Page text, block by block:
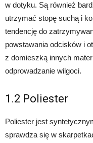
w dotyku. Są również
utrzymać stopę suchą i
tendencję do
powstawania odcisków i
z domieszką innych
odprowadzanie wilgoci.
1.2 Poliester
Poliester jest
sprawdza się w